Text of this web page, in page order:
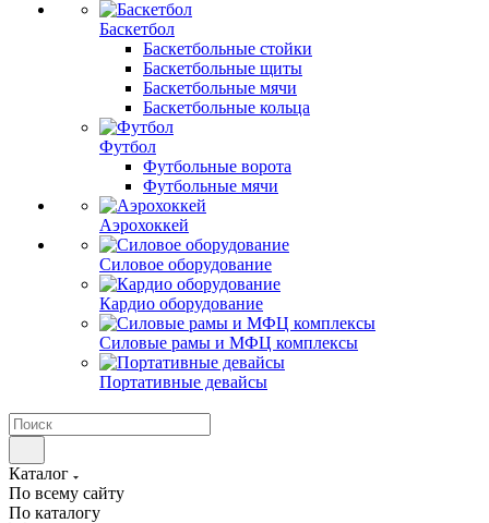
Баскетбол
Баскетбольные стойки
Баскетбольные щиты
Баскетбольные мячи
Баскетбольные кольца
Футбол
Футбольные ворота
Футбольные мячи
Аэрохоккей
Силовое оборудование
Кардио оборудование
Силовые рамы и МФЦ комплексы
Портативные девайсы
Каталог
По всему сайту
По каталогу